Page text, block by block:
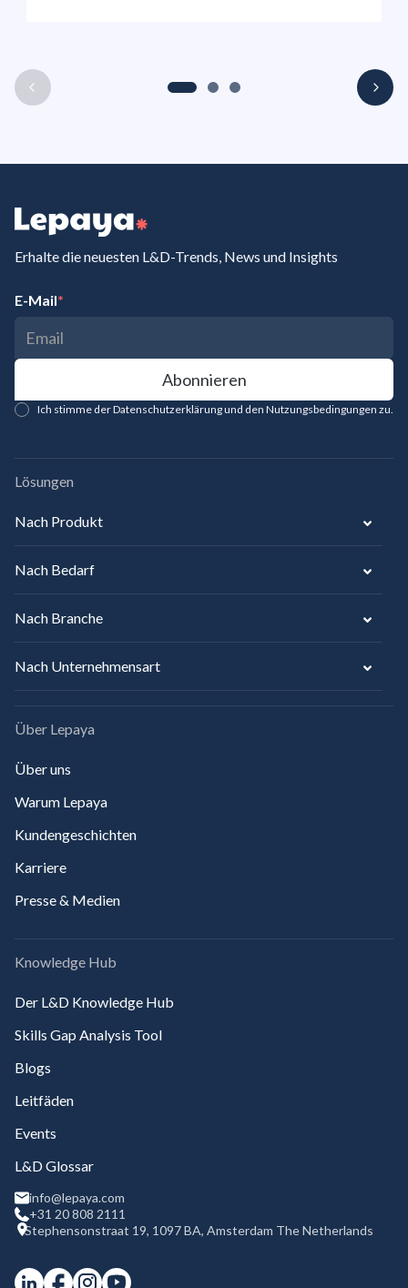
Erhalte die neuesten L&D-Trends, News und Insights
E-Mail*
Ich stimme der Datenschutzerklärung und den Nutzungsbedingungen zu.
Lösungen
Nach Produkt
Nach Bedarf
Nach Branche
Nach Unternehmensart
Über Lepaya
Über uns
Warum Lepaya
Kundengeschichten
Karriere
Presse & Medien
Knowledge Hub
Der L&D Knowledge Hub
Skills Gap Analysis Tool
Blogs
Leitfäden
Events
L&D Glossar
info@lepaya.com
+31 20 808 2111
Stephensonstraat 19, 1097 BA, Amsterdam The Netherlands